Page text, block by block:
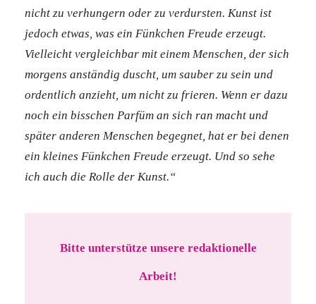
nicht zu verhungern oder zu verdursten. Kunst ist
jedoch etwas, was ein Fünkchen Freude erzeugt.
Vielleicht vergleichbar mit einem Menschen, der sich
morgens anständig duscht, um sauber zu sein und
ordentlich anzieht, um nicht zu frieren. Wenn er dazu
noch ein bisschen Parfüm an sich ran macht und
später anderen Menschen begegnet, hat er bei denen
ein kleines Fünkchen Freude erzeugt. Und so sehe
ich auch die Rolle der Kunst.“
Bitte unterstütze unsere redaktionelle
Arbeit!